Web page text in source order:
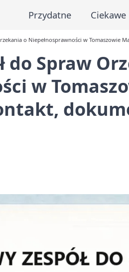
Przydatne Ciekawe
o Niepełnosprawności w Tomaszowie
do Spraw
w